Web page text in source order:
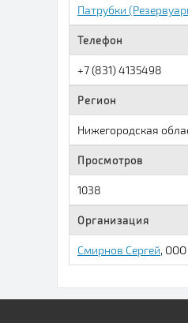
Патрубки
Телефон
+7 (831) 4135498
Регион
Нижегородская
Просмотров
1038
Организация
Смирнов Сергей,